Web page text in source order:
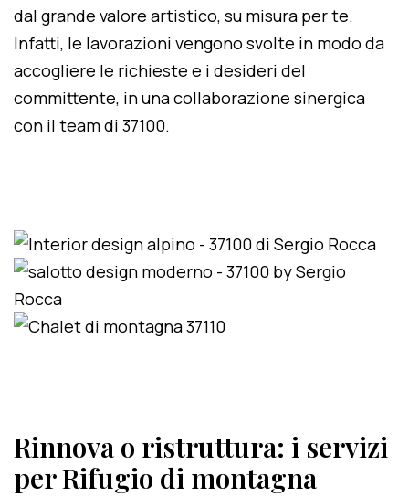
dal grande valore artistico, su misura per te.
Infatti, le lavorazioni vengono svolte in modo da
accogliere le richieste e i desideri del
committente, in una collaborazione sinergica
con il team di 37100.
Rinnova o ristruttura: i servizi
per Rifugio di montagna